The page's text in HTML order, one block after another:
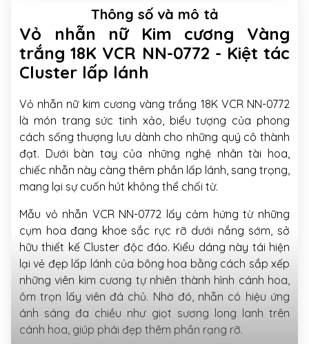
Thông số và mô tả
Vỏ nhẫn nữ Kim cương Vàng
trắng 18K VCR NN-0772 - Kiệt tác
Cluster lấp lánh
Vỏ nhẫn nữ kim cương vàng trắng 18K VCR NN-0772
là món trang sức tinh xảo, biểu tượng của phong
cách sống thượng lưu dành cho những quý cô thành
đạt. Dưới bàn tay của những nghệ nhân tài hoa,
chiếc nhẫn này càng thêm phần lấp lánh, sang trọng,
mang lại sự cuốn hút không thể chối từ.
Mẫu vỏ nhẫn VCR NN-0772 lấy cảm hứng từ những
cụm hoa đang khoe sắc rực rỡ dưới nắng sớm, sở
hữu thiết kế Cluster độc đáo. Kiểu dáng này tái hiện
lại vẻ đẹp lấp lánh của bông hoa bằng cách sắp xếp
những viên kim cương tự nhiên thành hình cánh hoa,
ôm trọn lấy viên đá chủ. Nhờ đó, nhẫn có hiệu ứng
ánh sáng đa chiều như giọt sương long lanh trên
cánh hoa, giúp phái đẹp thêm phần rạng rỡ.